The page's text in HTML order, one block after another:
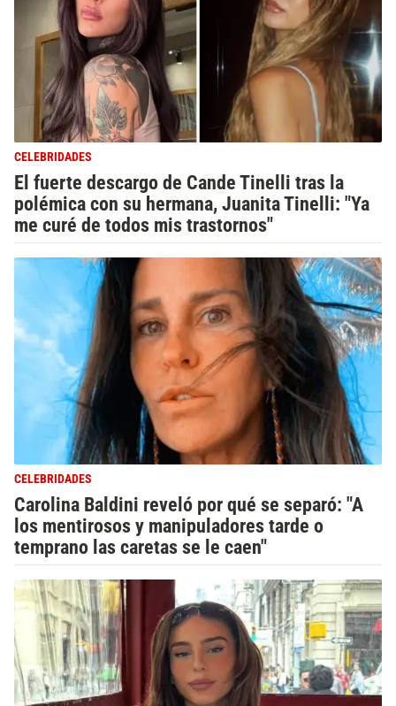
CELEBRIDADES
El fuerte descargo de Cande Tinelli tras la
polémica con su hermana, Juanita Tinelli: "Ya
me curé de todos mis trastornos"
CELEBRIDADES
Carolina Baldini reveló por qué se separó: "A
los mentirosos y manipuladores tarde o
temprano las caretas se le caen"